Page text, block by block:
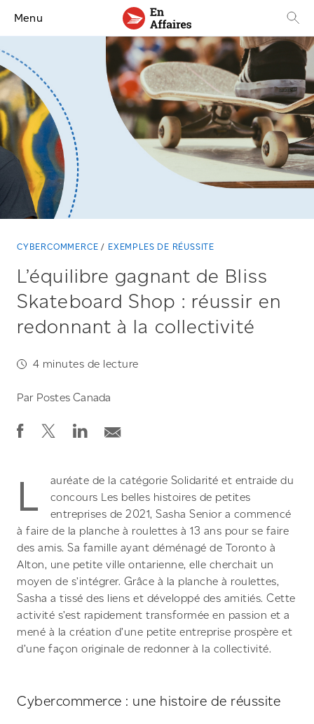
Menu
CYBERCOMMERCE EXEMPLES DE RÉUSSITE
L’équilibre gagnant de Bliss
Skateboard Shop : réussir en
redonnant à la collectivité
4 minutes de lecture
Par Postes Canada
L
auréate de la catégorie Solidarité et entraide du
concours Les belles histoires de petites
entreprises de 2021, Sasha Senior a commencé
à faire de la planche à roulettes à 13 ans pour se faire
des amis. Sa famille ayant déménagé de Toronto à
Alton, une petite ville ontarienne, elle cherchait un
moyen de s’intégrer. Grâce à la planche à roulettes,
Sasha a tissé des liens et développé des amitiés. Cette
activité s’est rapidement transformée en passion et a
mené à la création d’une petite entreprise prospère et
d’une façon originale de redonner à la collectivité.
Cybercommerce : une histoire de réussite